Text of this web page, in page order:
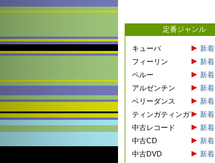
定番ジャンル
キューバ 新着
フィーリン
新着
ペルー
新着
アルゼンチン
新着
ベリーダンス
新着
ティンガティンガ
新着
中古レコード
新着
中古CD
新着
中古DVD
新着